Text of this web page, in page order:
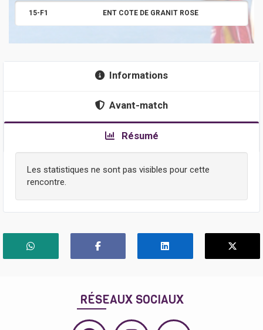
15-F1 ENT COTE DE GRANIT ROSE
Informations
Avant-match
Résumé
Les statistiques ne sont pas visibles pour cette
rencontre.
RÉSEAUX SOCIAUX